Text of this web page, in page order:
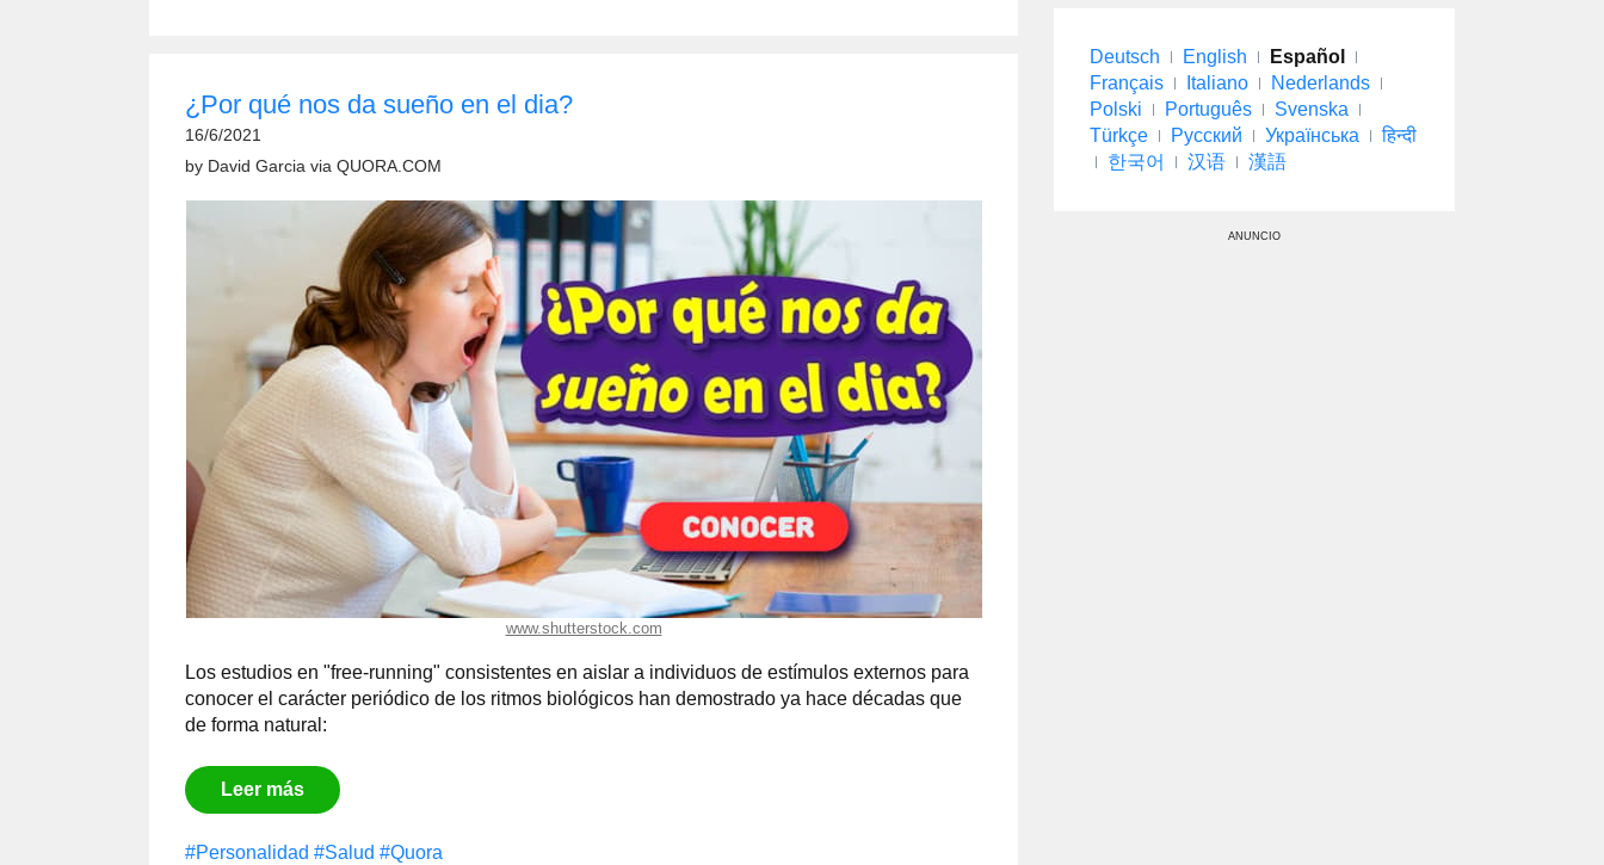
¿Por qué nos da sueño en el dia?
16/6/2021
by David Garcia via QUORA.COM
www.shutterstock.com
Los estudios en "free-running" consistentes en aislar a individuos de estímulos externos para
conocer el carácter periódico de los ritmos biológicos han demostrado ya hace décadas que
de forma natural:
Leer más
#Personalidad #Salud #Quora
Deutsch English
Español
Français
Italiano
Nederlands
Polski
Português
Svenska
Türkçe
Русский Українська
हिन्दी
한국어
汉语 漢語
ANUNCIO